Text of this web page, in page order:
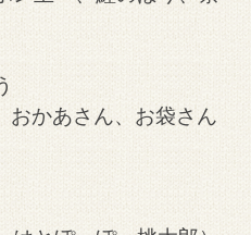
かあさん、お袋さん